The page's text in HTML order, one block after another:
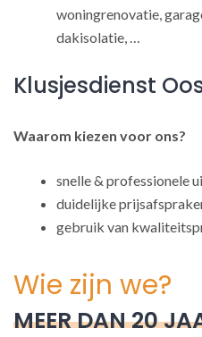
woningrenovatie,
dakisolatie, …
Klusjesdienst
Waarom kiezen voor ons?
snelle & professionele
duidelijke
gebruik van
Wie zijn we?
MEER DAN 20